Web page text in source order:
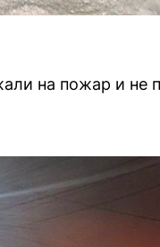
на пожар и не